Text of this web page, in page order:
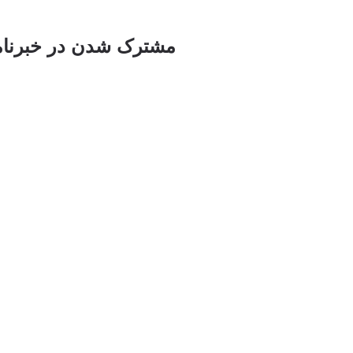
مشترک شدن در